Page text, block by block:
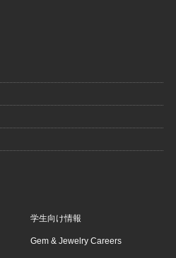
学生向け情報
Gem & Jewelry Careers